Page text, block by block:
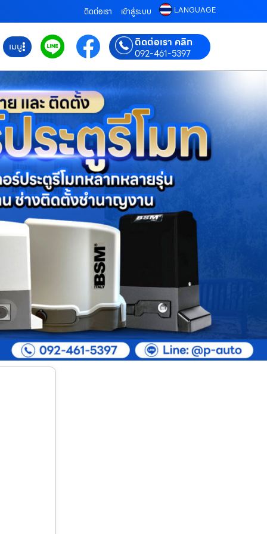
ติดต่อเรา เข้าสู่ระบบ LANGUAGE
เมนู ติดต่อเรา คลิก
092-461-5397